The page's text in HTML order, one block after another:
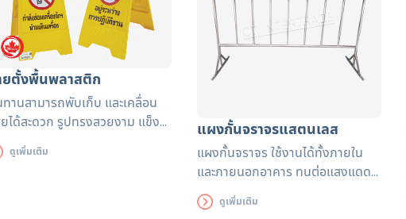
ยตั้งพื้นพลาสติก
านสามารถพับเก็บ และเคลื่อน
ได้สะดวก รูปทรงสวยงาม แข็ง
งทนทาน เหมาะสำหรับการเคลื่อน
บ่อยครั้ง
ดูเพิ่มเติม
แผงกั้นจราจรแสตนเลส
แผงกั้นจราจร ใช้งานได้ทั้งภายใน
และภายนอกอาคาร ทนต่อแสงแดด
เหมาะกับการตั้งไว้สถานที่เตือน เพื่อ
ไม่ให้เกิดอุบัติเหตุ
ดูเพิ่มเติม